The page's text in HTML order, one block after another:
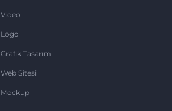
Video
Logo
Grafik Tasarım
Web Sitesi
Mockup